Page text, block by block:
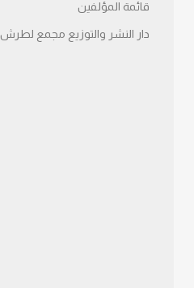
قائمة المؤلفين
دار النشر والتوزيع مجمع لطرش